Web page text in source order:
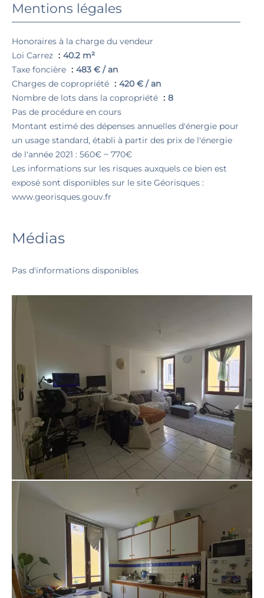
Mentions légales
Honoraires à la charge du vendeur
Loi Carrez
40.2 m²
Taxe foncière
483 € / an
Charges de copropriété
420 € / an
Nombre de lots dans la copropriété
8
Pas de procédure en cours
Montant estimé des dépenses annuelles d'énergie pour
un usage standard, établi à partir des prix de l'énergie
de l'année 2021 : 560€ ~ 770€
Les informations sur les risques auxquels ce bien est
exposé sont disponibles sur le site Géorisques :
www.georisques.gouv.fr
Médias
Pas d'informations disponibles